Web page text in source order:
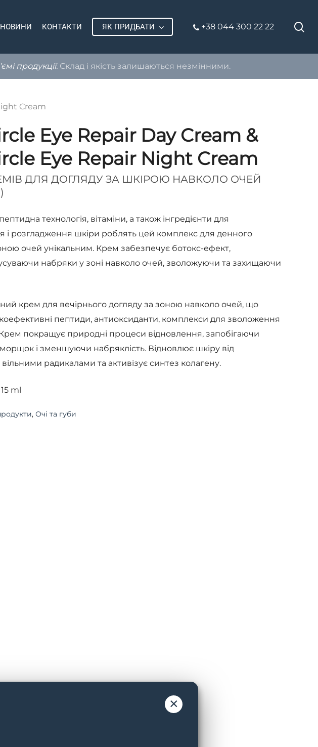
НОВИНИ КОНТАКТИ ЯК ПРИДБАТИ +38 044 300 22 22
продукції. Склад і якість залишаються незмінними.
Cream
Eye Repair Day Cream &
Eye Repair Night Cream
ДЛЯ ДОГЛЯДУ ЗА ШКІРОЮ НАВКОЛО ОЧЕЙ
технологія, вітаміни, а також інгредієнти для
і розгладження шкіри роблять цей комплекс для денного
очей унікальним. Крем забезпечує ботокс-ефект,
набряки у зоні навколо очей, зволожуючи та захищаючи
крем для вечірнього догляду за зоною навколо очей, що
пептиди, антиоксиданти, комплекси для зволоження
Крем покращує природні процеси відновлення, запобігаючи
і зменшуючи набряклість. Відновлює шкіру від
радикалами та активізує синтез колагену.
ml
,Очі та губи
×